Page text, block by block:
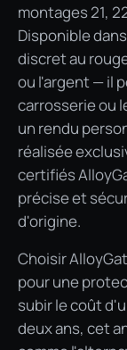
montages 21,
Disponible
discret au
ou l'argent — il
carrosserie ou
un rendu
réalisée
certifiés
précise et
d'origine.
Choisir
pour une
subir le coût
deux ans, cet